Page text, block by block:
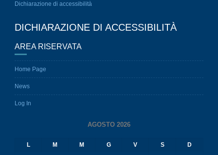
Dichiarazione di accessibilità
DICHIARAZIONE DI ACCESSIBILITÀ
AREA RISERVATA
Home Page
News
Log In
AGOSTO 2026
L M M G V S D